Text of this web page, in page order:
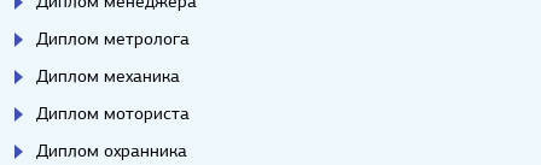
Диплом метролога
Диплом механика
Диплом моториста
Диплом охранника